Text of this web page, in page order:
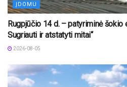
ĮDOMU
Rugpjūčio 14 d. – patyriminė šokio
Sugriauti ir atstatyti mitai“
2026-08-05